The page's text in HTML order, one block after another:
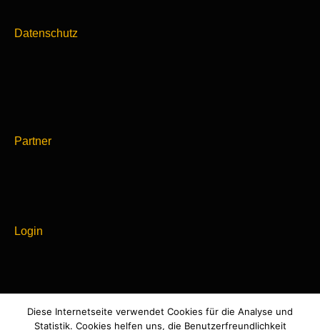
Datenschutz
Partner
Login
Powered by
Diese Internetseite verwendet Cookies für die Analyse und
Statistik. Cookies helfen uns, die Benutzerfreundlichkeit